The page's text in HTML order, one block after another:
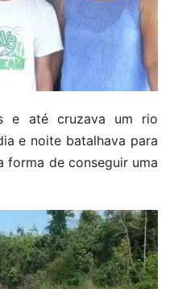
e até cruzava um rio
e noite batalhava para
forma de conseguir uma